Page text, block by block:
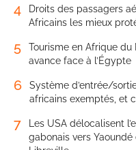
4
Droits des passagers
Africains les mieux
5
Tourisme en Afrique
avance face à l’Égypte
6
Système d’entrée/
africains exemptés, et
7
Les USA délocalisent
gabonais vers Yaoundé